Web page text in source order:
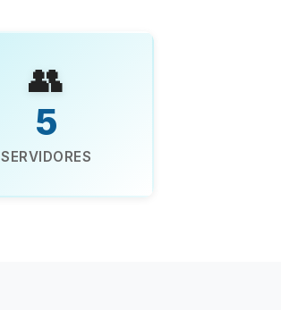
👥
5
SERVIDORES